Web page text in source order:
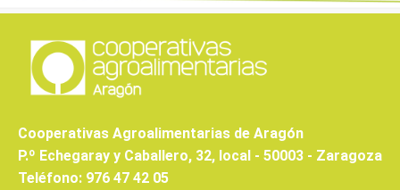
Cooperativas Agroalimentarias de Aragón
P.º Echegaray y Caballero, 32, local - 50003 - Zaragoza
Teléfono: 976 47 42 05